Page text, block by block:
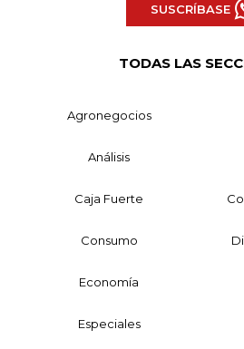
SUSCRÍBASE
TODAS LAS
Agronegocios
Análisis
Caja Fuerte
Consumo
Economía
Especiales